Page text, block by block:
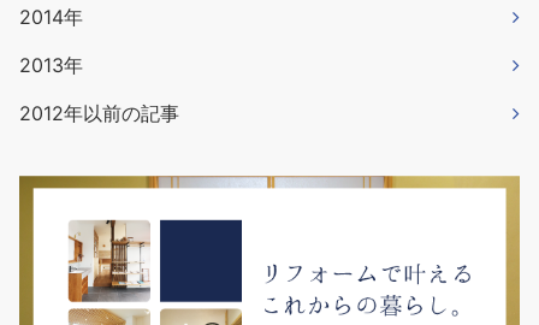
2014年
2013年
2012年以前の記事